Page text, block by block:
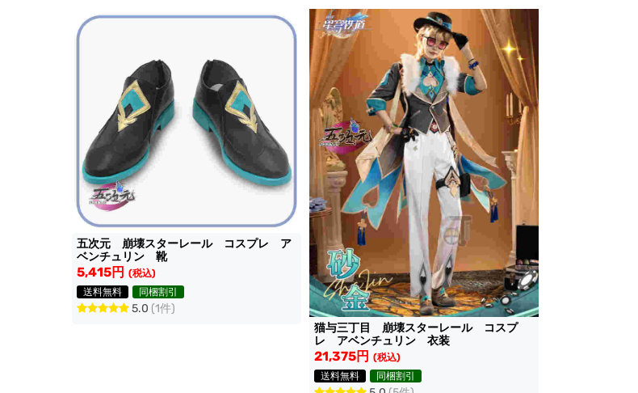
五次元 崩壊スターレール コスプレ ア
ベンチュリン 靴
5,415円 (税込)
送料無料
同梱割引
5.0 (1件)
猫与三丁目 崩壊スターレール コスプ
レ アベンチュリン 衣装
21,375円 (税込)
送料無料
同梱割引